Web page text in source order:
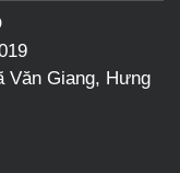
Văn Giang, Hưng